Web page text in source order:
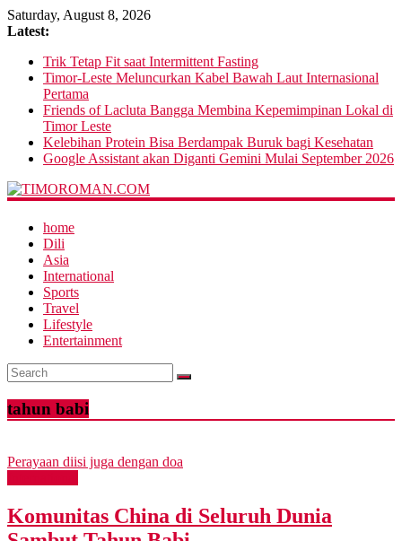
Saturday, August 8, 2026
Latest:
Trik Tetap Fit saat Intermittent Fasting
Timor-Leste Meluncurkan Kabel Bawah Laut Internasional
Pertama
Friends of Lacluta Bangga Membina Kepemimpinan Lokal di
Timor Leste
Kelebihan Protein Bisa Berdampak Buruk bagi Kesehatan
Google Assistant akan Diganti Gemini Mulai September 2026
home
Dili
Asia
International
Sports
Travel
Lifestyle
Entertainment
tahun babi
Perayaan diisi juga dengan doa
Komunitas China di Seluruh Dunia